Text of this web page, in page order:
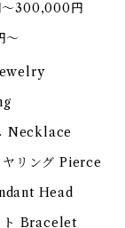
300,000円
～
Necklace
ヤリング Pierce
Head
ト Bracelet